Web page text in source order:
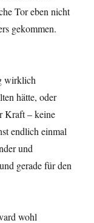
Tor eben nicht
gekommen.
wirklich
hätte, oder
Kraft – keine
endlich einmal
und
gerade für den
wohl